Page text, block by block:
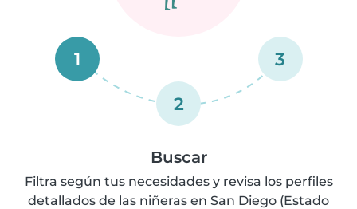
1
2
3
Buscar
Filtra según tus necesidades y revisa los perfiles
detallados de las niñeras en San Diego (Estado